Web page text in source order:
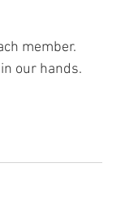
member.
our hands.